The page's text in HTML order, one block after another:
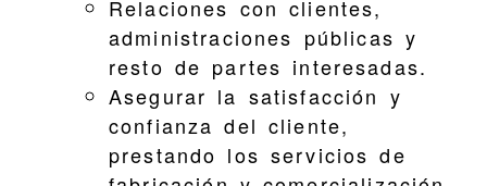
Relaciones con clientes,
administraciones públicas y
resto de partes interesadas.
Asegurar la satisfacción y
confianza del cliente,
prestando los servicios de